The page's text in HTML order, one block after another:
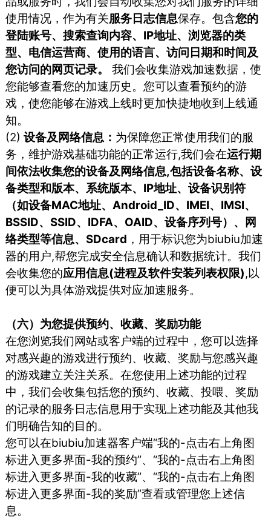
使⽤情况，作为有关服务⽇志信息保存。包含您的
登陆账号、搜索查询内容、IP地址、浏览器的类
型、电信运营商、使⽤的语⾔、访问⽇期和时间及
您访问的⽹⻚记录。
我们会收集游戏加速数据，使
您能够查看您的加速历史。您可以查看预约的游
戏，使您能够在游戏上线时更加快捷地收到上线通
知。
(2)设备及网络信息： 为保障您正常使用我们的服
务，维护游戏基础功能的正常运行,我们会在运行期
间依法收集您的设备及网络信息,包括设备名称、设
备类型和版本、系统版本、IP地址、设备识别符
（如设备MAC地址、Android_ID、IMEI、IMSI、
BSSID、SSID、IDFA、OAID、设备序列号）、网
络类型等信息、SDcard ，用于标识您为biubiu加速
器的用户,帮您完成安全信息确认和数据统计。我们
会收集您的应用信息(进程及软件安装列表权限),以
便可以为具体游戏提供对应加速服务。
（六）为您提供预约、收藏、奖励功能
在您浏览我们网站或客户端的过程中，您可以选择
对感兴趣的游戏进行预约、收藏、奖励与您感兴趣
的游戏建立关注关系。在您使用上述功能的过程
中，我们会收集包括您的预约、收藏、投喂、奖励
的记录的服务日志信息用于实现上述功能及其他我
们明确告知的目的。
您可以在biubiu加速器客户端“我的-点击右上角图
标进入更多界面-我的预约”、“我的-点击右上角图
标进入更多界面-我的收藏”、“我的-点击右上角图
标进入更多界面-我的奖励”查看或管理您上述信
息。